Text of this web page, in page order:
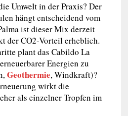
Umwelt in der Praxis? Der
hängt entscheidend vom
ist dieser Mix derzeit
der CO2-Vorteil erheblich.
plant das Cabildo La
Energien zu
Geothermie, Windkraft)?
wirkt die
als einzelner Tropfen im